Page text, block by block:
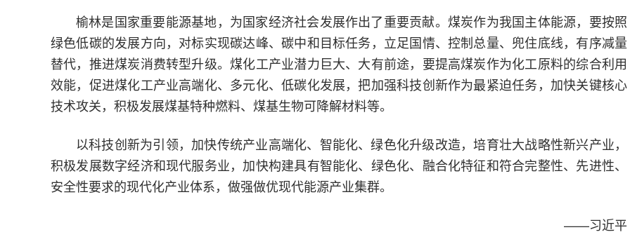
榆林是国家重要能源基地，为国家经济社会发展作出了重要贡献。煤炭作为我国主体能源，要按照
绿色低碳的发展方向，对标实现碳达峰、碳中和目标任务，立足国情、控制总量、兜住底线，有序减量
替代，推进煤炭消费转型升级。煤化工产业潜力巨大、大有前途，要提高煤炭作为化工原料的综合利用
效能，促进煤化工产业高端化、多元化、低碳化发展，把加强科技创新作为最紧迫任务，加快关键核心
技术攻关，积极发展煤基特种燃料、煤基生物可降解材料等。
以科技创新为引领，加快传统产业高端化、智能化、绿色化升级改造，培育壮大战略性新兴产业，
积极发展数字经济和现代服务业，加快构建具有智能化、绿色化、融合化特征和符合完整性、先进性、
安全性要求的现代化产业体系，做强做优现代能源产业集群。
——习近平